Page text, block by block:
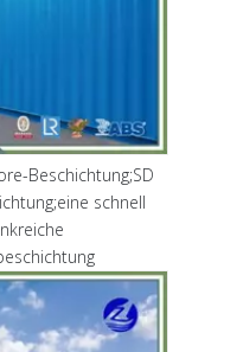
Beschichtung;SD
schnell